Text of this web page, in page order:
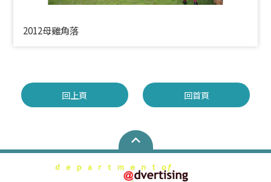
2012母雞角落
回上頁 回首頁